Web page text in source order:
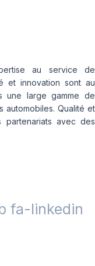
au service de
et innovation sont au
une large gamme de
automobiles. Qualité et
partenariats avec des
fa-linkedin